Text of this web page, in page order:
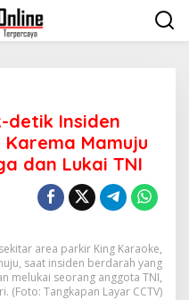
detik Insiden
Mamuju
dan Lukai TNI
area parkir King Karaoke,
saat insiden berdarah yang
melukai seorang anggota TNI,
(Foto: Tangkapan Layar CCTV)